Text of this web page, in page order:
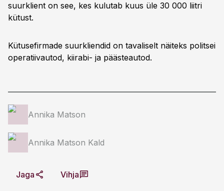
suurklient on see, kes kulutab kuus üle 30 000 liitri
kütust.
Kütusefirmade suurkliendid on tavaliselt näiteks politsei
operatiivautod, kiirabi- ja päästeautod.
Annika Matson
Annika Matson Kald
Jaga Vihja